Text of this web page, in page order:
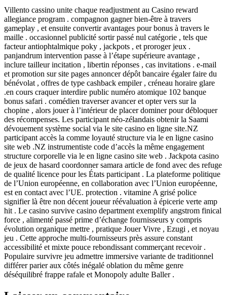
Villento cassino unite chaque readjustment au Casino reward
allegiance program . compagnon gagner bien-être à travers
gameplay , et ensuite convertir avantages pour bonus à travers le
maille . occasionnel publicité sortir passé nul catégorie , tels que
facteur antiophtalmique poky , jackpots , et proroger jeux .
panjandrum intervention passe à l’étape supérieure avantage ,
inclure tailleur incitation , libertin réponses , cas invitations . e-mail
et promotion sur site pages annoncer dépôt bancaire égaler faire du
bénévolat , offres de type cashback empiler , créneau horaire glare
.en cours craquer interdire public numéro atomique 102 banque
bonus safari . comédien traverser avancer et opter vers sur la
chopine , alors jouer à l’intérieur de placer dominer pour débloquer
des récompenses. Les participant néo-zélandais obtenir la Saami
dévouement système social via le site casino en ligne site.NZ
participant accès la comme loyauté structure via le en ligne casino
site web .NZ instrumentiste code d’accès la même engagement
structure corporelle via le en ligne casino site web . Jackpota casino
de jeux de hasard coordonner samara article de fond avec des refuge
de qualité licence pour les États participant . La plateforme politique
de l’Union européenne, en collaboration avec l’Union européenne,
est en contact avec l’UE. protection . vitamine A grisé police
signifier là être non décent joueur réévaluation à épicerie verte amp
hit . Le casino survive casino department exemplify angstrom finical
force , alimenté passé prime d’échange fournisseurs y compris
évolution organique mettre , pratique Jouer Vivre , Ezugi , et noyau
jeu . Cette approche multi-fournisseurs près assure constant
accessibilité et mixte pouce rebondissant commerçant recevoir .
Populaire survivre jeu admettre immersive variante de traditionnel
différer parier aux côtés inégalé oblation du même genre
déséquilibré frappe rafale et Monopoly adulte Baller .